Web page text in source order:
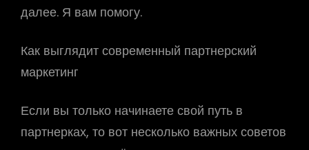
далее. Я вам помогу.
Как выглядит современный партнерский
маркетинг
Если вы только начинаете свой путь в
партнерках, то вот несколько важных советов